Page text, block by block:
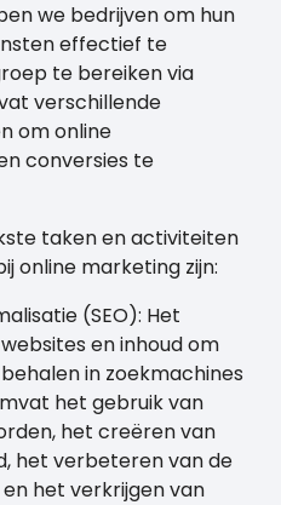
we bedrijven om hun
effectief te
te bereiken via
verschillende
om online
conversies te
taken en activiteiten
online marketing zijn:
(SEO): Het
en inhoud om
in zoekmachines
het gebruik van
het creëren van
het verbeteren van de
het verkrijgen van